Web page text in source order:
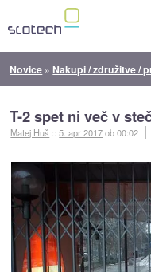
Novice » Nakupi / združitve /
T-2 spet ni več v
Matej Huš ::5. apr 2017ob 00:02